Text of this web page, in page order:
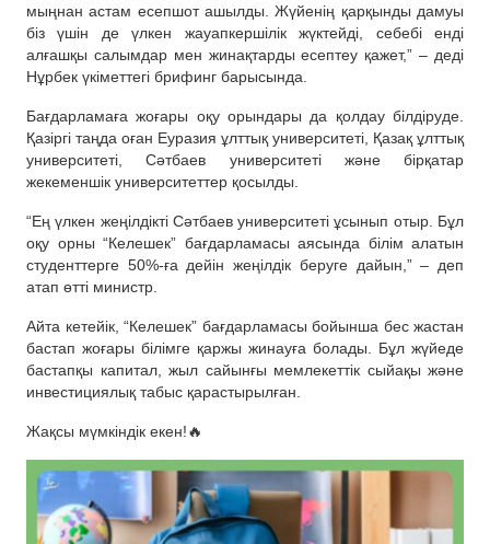
мыңнан астам есепшот ашылды. Жүйенің қарқынды дамуы
біз үшін де үлкен жауапкершілік жүктейді, себебі енді
алғашқы салымдар мен жинақтарды есептеу қажет,” – деді
Нұрбек үкіметтегі брифинг барысында.
Бағдарламаға жоғары оқу орындары да қолдау білдіруде.
Қазіргі таңда оған Еуразия ұлттық университеті, Қазақ ұлттық
университеті, Сәтбаев университеті және бірқатар
жекеменшік университеттер қосылды.
“Ең үлкен жеңілдікті Сәтбаев университеті ұсынып отыр. Бұл
оқу орны “Келешек” бағдарламасы аясында білім алатын
студенттерге 50%-ға дейін жеңілдік беруге дайын,” – деп
атап өтті министр.
Айта кетейік, “Келешек” бағдарламасы бойынша бес жастан
бастап жоғары білімге қаржы жинауға болады. Бұл жүйеде
бастапқы капитал, жыл сайынғы мемлекеттік сыйақы және
инвестициялық табыс қарастырылған.
Жақсы мүмкіндік екен!🔥